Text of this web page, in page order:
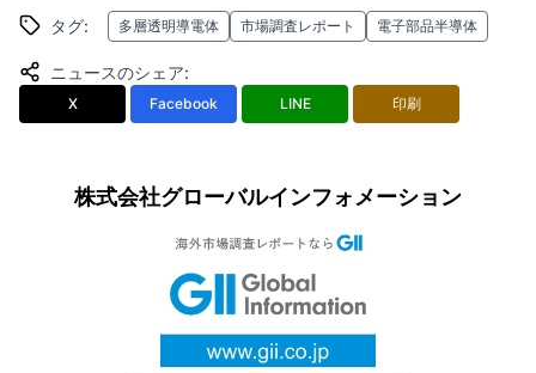
タグ: 多層透明導電体 市場調査レポート 電子部品半導体
ニュースのシェア:
X Facebook LINE 印刷
株式会社グローバルインフォメーション